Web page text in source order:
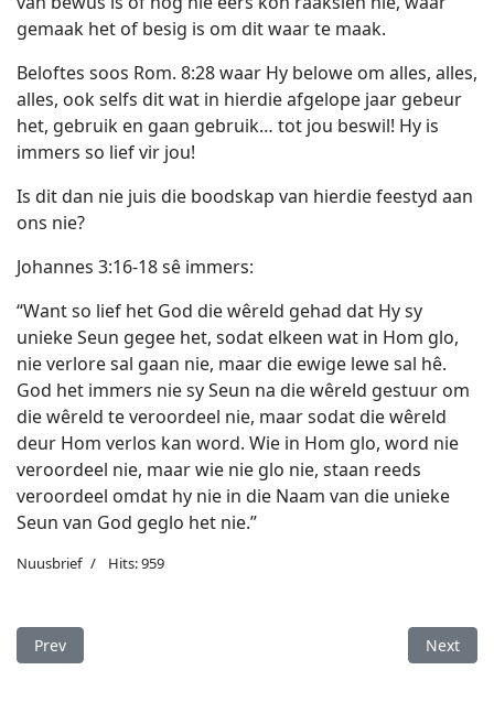
gemaak het of besig is om dit waar te maak.
Beloftes soos Rom. 8:28 waar Hy belowe om alles, alles,
alles, ook selfs dit wat in hierdie afgelope jaar gebeur
het, gebruik en gaan gebruik… tot jou beswil! Hy is
immers so lief vir jou!
Is dit dan nie juis die boodskap van hierdie feestyd aan
ons nie?
Johannes 3:16-18 sê immers:
“Want so lief het God die wêreld gehad dat Hy sy
unieke Seun gegee het, sodat elkeen wat in Hom glo,
nie verlore sal gaan nie, maar die ewige lewe sal hê.
God het immers nie sy Seun na die wêreld gestuur om
die wêreld te veroordeel nie, maar sodat die wêreld
deur Hom verlos kan word. Wie in Hom glo, word nie
veroordeel nie, maar wie nie glo nie, staan reeds
veroordeel omdat hy nie in die Naam van die unieke
Seun van God geglo het nie.”
Nuusbrief Hits: 959
Previous article: 'n Geseënde feestyd vir jou en jou geliefdes!
Prev Next
Next